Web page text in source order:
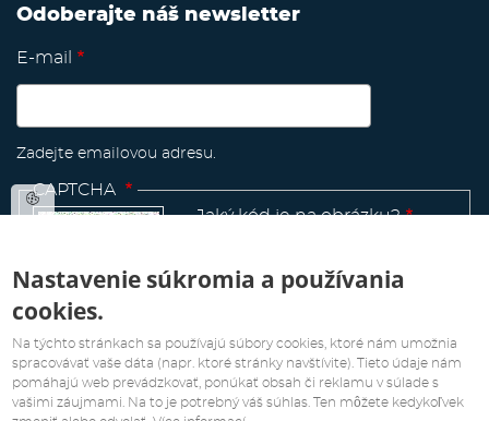
Odoberajte náš newsletter
E-mail
Zadejte emailovou adresu.
CAPTCHA
Jaký kód je na obrázku?
existing
Nastavenie súkromia a používania
cookies.
Na týchto stránkach sa používajú súbory cookies, ktoré nám umožnia
spracovávať vaše dáta (napr. ktoré stránky navštívite). Tieto údaje nám
pomáhajú web prevádzkovať, ponúkať obsah či reklamu v súlade s
vašimi záujmami. Na to je potrebný váš súhlas. Ten môžete kedykoľvek